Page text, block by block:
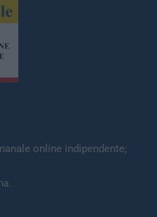
online indipendente;